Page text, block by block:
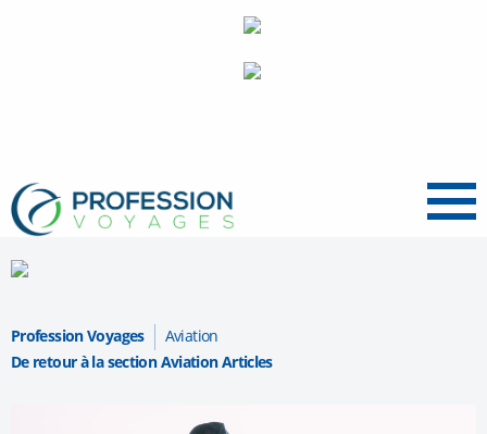
Menu
Profession Voyages
Aviation
De retour à la section Aviation Articles